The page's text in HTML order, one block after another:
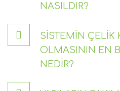
NASILDIR?
SISTEMIN ÇELIK
OLMASININ EN
NEDIR?